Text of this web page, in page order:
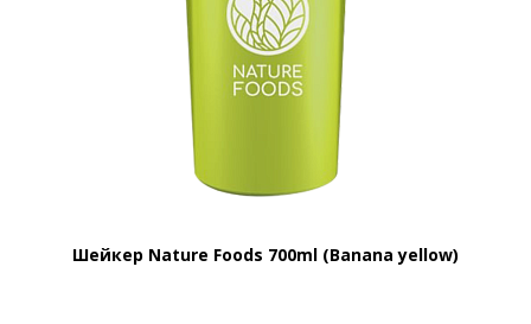
Шейкер Nature Foods 700ml (Banana yellow)